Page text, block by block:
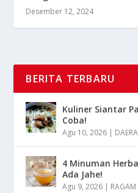
Desember 12, 2024
BERITA TERBARU
Kuliner Siantar
Coba!
Agu 10, 2026 |
4 Minuman
Ada Jahe!
Agu 9, 2026 | RAGAM